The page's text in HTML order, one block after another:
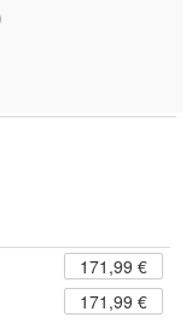
171,99 €
171,99 €